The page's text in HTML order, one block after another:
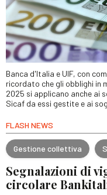
Banca d'Italia e UIF, con
ricordato che gli obblighi in
2025 si applicano anche ai
Sicaf da essi gestite e ai
FLASH NEWS
Gestione collettiva
Segnalazioni di
circolare